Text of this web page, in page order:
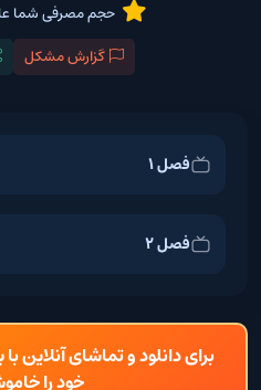
حجم مصرفی شما
گزارش مشکل
فصل 1
فصل 2
برای دانلود و تماشای آنلاین
خود را